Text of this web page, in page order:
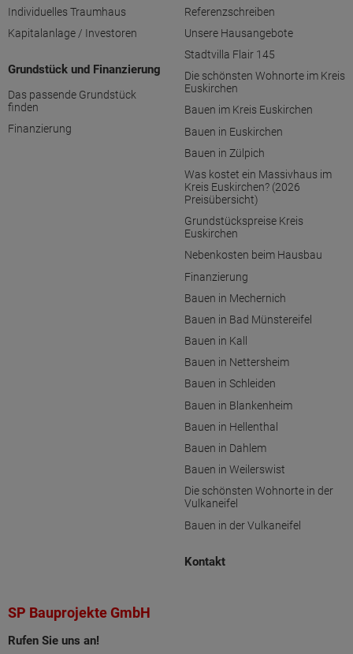
Individuelles Traumhaus
Kapitalanlage / Investoren
Grundstück und Finanzierung
Das passende Grundstück
finden
Finanzierung
Referenzschreiben
Unsere Hausangebote
Stadtvilla Flair 145
Die schönsten Wohnorte im Kreis
Euskirchen
Bauen im Kreis Euskirchen
Bauen in Euskirchen
Bauen in Zülpich
Was kostet ein Massivhaus im
Kreis Euskirchen? (2026
Preisübersicht)
Grundstückspreise Kreis
Euskirchen
Nebenkosten beim Hausbau
Finanzierung
Bauen in Mechernich
Bauen in Bad Münstereifel
Bauen in Kall
Bauen in Nettersheim
Bauen in Schleiden
Bauen in Blankenheim
Bauen in Hellenthal
Bauen in Dahlem
Bauen in Weilerswist
Die schönsten Wohnorte in der
Vulkaneifel
Bauen in der Vulkaneifel
Kontakt
SP Bauprojekte GmbH
Rufen Sie uns an!